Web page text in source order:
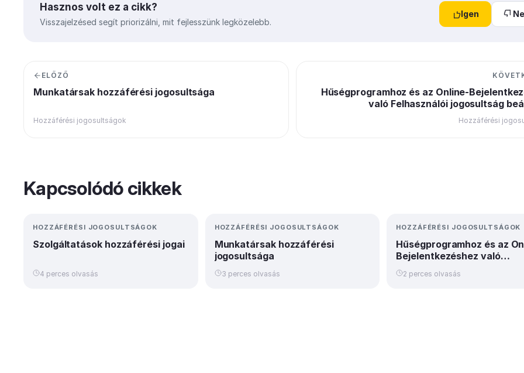
Hasznos volt ez a cikk?
Visszajelzésed segít priorizálni, mit fejlesszünk legközelebb.
Igen
ELŐZŐ
Munkatársak hozzáférési jogosultsága
Hozzáférési jogosultságok
Hűségprogramhoz és az Online-
való Felhasználói jogosultság
Hozzáférési
Kapcsolódó cikkek
HOZZÁFÉRÉSI JOGOSULTSÁGOK
Szolgáltatások hozzáférési jogai
4 perces olvasás
HOZZÁFÉRÉSI JOGOSULTSÁGOK
Munkatársak hozzáférési
jogosultsága
3 perces olvasás
HOZZÁFÉRÉSI JOGOSULTSÁGOK
Hűségprogramhoz és az
Bejelentkezéshez való
Felhasználói jogosultság
beállítása
2 perces olvasás